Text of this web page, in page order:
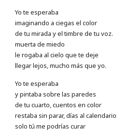
Yo te esperaba
imaginando a ciegas el color
de tu mirada y el timbre de tu voz.
muerta de miedo
le rogaba al cielo que te deje
llegar lejos, mucho más que yo.
Yo te esperaba
y pintaba sobre las paredes
de tu cuarto, cuentos en color
restaba sin parar, días al calendario
solo tú me podrías curar